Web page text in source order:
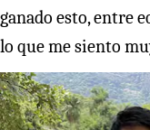
ganado esto, entre
lo que me siento